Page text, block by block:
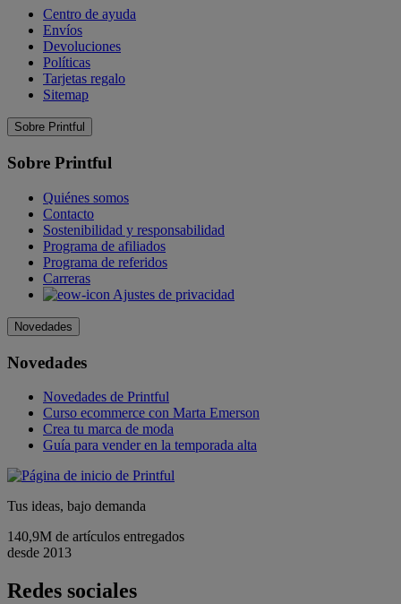
Centro de ayuda
Envíos
Devoluciones
Políticas
Tarjetas regalo
Sitemap
Sobre Printful
Sobre Printful
Quiénes somos
Contacto
Sostenibilidad y responsabilidad
Programa de afiliados
Programa de referidos
Carreras
Ajustes de privacidad
Novedades
Novedades
Novedades de Printful
Curso ecommerce con Marta Emerson
Crea tu marca de moda
Guía para vender en la temporada alta
Tus ideas, bajo demanda
140,9M de artículos entregados
desde 2013
Redes sociales